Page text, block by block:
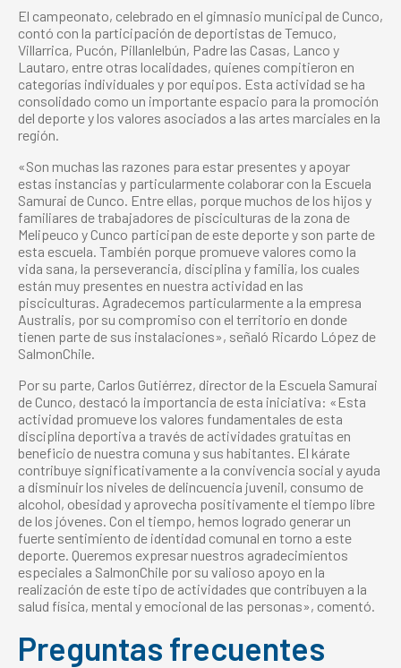
El campeonato, celebrado en el gimnasio municipal de Cunco,
contó con la participación de deportistas de Temuco,
Villarrica, Pucón, Pillanlelbún, Padre las Casas, Lanco y
Lautaro, entre otras localidades, quienes compitieron en
categorías individuales y por equipos. Esta actividad se ha
consolidado como un importante espacio para la promoción
del deporte y los valores asociados a las artes marciales en la
región.
«Son muchas las razones para estar presentes y apoyar
estas instancias y particularmente colaborar con la Escuela
Samurai de Cunco. Entre ellas, porque muchos de los hijos y
familiares de trabajadores de pisciculturas de la zona de
Melipeuco y Cunco participan de este deporte y son parte de
esta escuela. También porque promueve valores como la
vida sana, la perseverancia, disciplina y familia, los cuales
están muy presentes en nuestra actividad en las
pisciculturas. Agradecemos particularmente a la empresa
Australis, por su compromiso con el territorio en donde
tienen parte de sus instalaciones», señaló Ricardo López de
SalmonChile.
Por su parte, Carlos Gutiérrez, director de la Escuela Samurai
de Cunco, destacó la importancia de esta iniciativa: «Esta
actividad promueve los valores fundamentales de esta
disciplina deportiva a través de actividades gratuitas en
beneficio de nuestra comuna y sus habitantes. El kárate
contribuye significativamente a la convivencia social y ayuda
a disminuir los niveles de delincuencia juvenil, consumo de
alcohol, obesidad y aprovecha positivamente el tiempo libre
de los jóvenes. Con el tiempo, hemos logrado generar un
fuerte sentimiento de identidad comunal en torno a este
deporte. Queremos expresar nuestros agradecimientos
especiales a SalmonChile por su valioso apoyo en la
realización de este tipo de actividades que contribuyen a la
salud física, mental y emocional de las personas», comentó.
Preguntas frecuentes